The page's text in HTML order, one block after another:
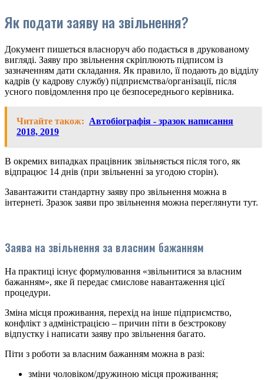
Як подати заяву на звільнення?
Документ пишеться власноруч або подається в друкованому
вигляді. Заяву про звільнення скріплюють підписом із
зазначенням дати складання. Як правило, її подають до відділу
кадрів (у кадрову службу) підприємства/організації, після
усного повідомлення про це безпосереднього керівника.
Читайте також: Автобіографія - зразок написання
2018, 2019
В окремих випадках працівник звільняється після того, як
відпрацює 14 днів (при звільненні за угодою сторін).
Завантажити стандартну заяву про звільнення можна в
інтернеті. Зразок заяви про звільнення можна переглянути тут.
Заява на звільнення за власним бажанням
На практиці існує формулювання «звільнитися за власним
бажанням», яке й передає смислове навантаження цієї
процедури.
Зміна місця проживання, перехід на інше підприємство,
конфлікт з адміністрацією – причин піти в безстрокову
відпустку і написати заяву про звільнення багато.
Піти з роботи за власним бажанням можна в разі:
зміни чоловіком/дружиною місця проживання;